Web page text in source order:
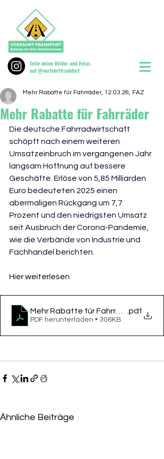
Teile deine Bilder und Fotos
auf @vorfahrtfrankfurt
Mehr Rabatte für Fahrräder
Mehr Rabatte für Fahrräder, 12.03.26, FAZ
Die deutsche Fahrradwirtschaft
schöpft nach einem weiteren
Umsatzeinbruch im vergangenen Jahr
langsam Hoffnung auf bessere
Geschäfte. Erlöse von 5,85 Milliarden
Euro bedeuteten 2025 einen
abermaligen Rückgang um 7,7
Prozent und den niedrigsten Umsatz
seit Ausbruch der Corona-Pandemie,
wie die Verbände von Industrie und
Fachhandel berichten.
Hier weiterlesen
Mehr Rabatte für Fahrräder,.pdf
PDF herunterladen • 306KB
Ähnliche Beiträge